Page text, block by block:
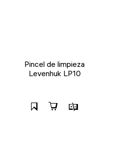
Pincel de limpieza
Levenhuk LP10